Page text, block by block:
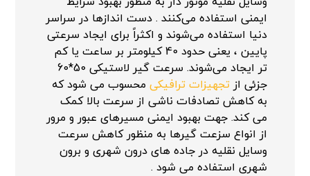
ایمنی استفاده می‌کنند . دست اندازها در سراسر
دنیا استفاده می‌شوند و اکثراً برای ایجاد سرعتی
پایین ، یعنی حدود 40 کیلومتر بر ساعت یا کم‌
تر ایجاد می‌شوند. سرعت گیر لاستیکی 50*60
جزئی ازتجهیزات ترافیکی محسوب می شود که
به کاهش تصادفات ناشی از سرعت بالا کمک
می کند. جهت بهبود ایمنی مسیرهای عبور و مرور
از انواع سزعت گیرها به منظور کاهش سرعت
وسایل نقلیه در جاده های درون شهری و برون
شهری استفاده می شود .